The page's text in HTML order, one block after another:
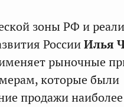
зоны РФ и
РоссииИлья
рыночные
которые были
продажи